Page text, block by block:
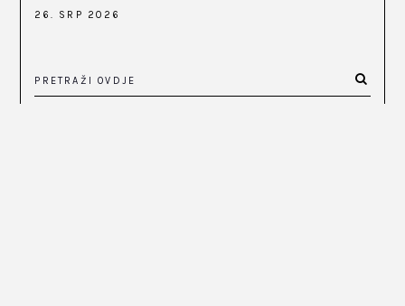
26. SRP 2026